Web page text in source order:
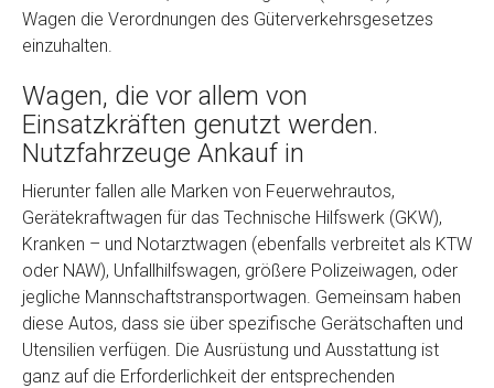
Fertig
Wie viel ist 10+2 ?
Wagen die Verordnungen des Güterverkehrsgesetzes
einzuhalten.
Wagen, die vor allem von
Einsatzkräften genutzt werden.
Nutzfahrzeuge Ankauf in
Hierunter fallen alle Marken von Feuerwehrautos,
Gerätekraftwagen für das Technische Hilfswerk (GKW),
Kranken – und Notarztwagen (ebenfalls verbreitet als KTW
oder NAW), Unfallhilfswagen, größere Polizeiwagen, oder
jegliche Mannschaftstransportwagen. Gemeinsam haben
diese Autos, dass sie über spezifische Gerätschaften und
Utensilien verfügen. Die Ausrüstung und Ausstattung ist
ganz auf die Erforderlichkeit der entsprechenden